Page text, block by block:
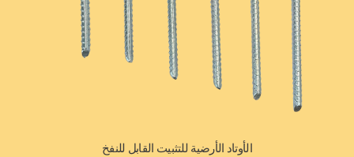
الأوتاد الأرضية للتثبيت القابل للنفخ